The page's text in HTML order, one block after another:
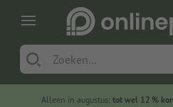
Alleen in augustus: tot wel 12 %